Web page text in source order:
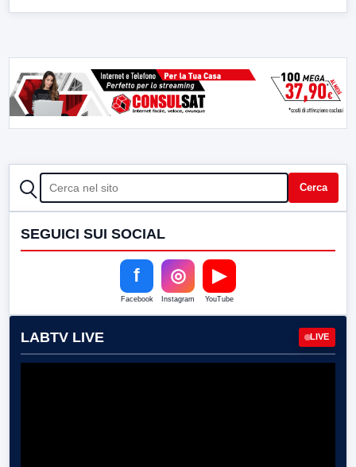
CERCA Cerca
SEGUICI SUI SOCIAL
f
Facebook
◎
Instagram
▶
YouTube
LABTV LIVE LIVE